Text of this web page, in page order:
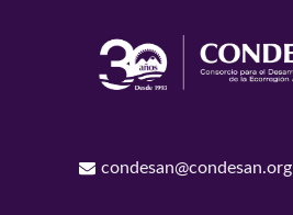
condesan@condesan.org